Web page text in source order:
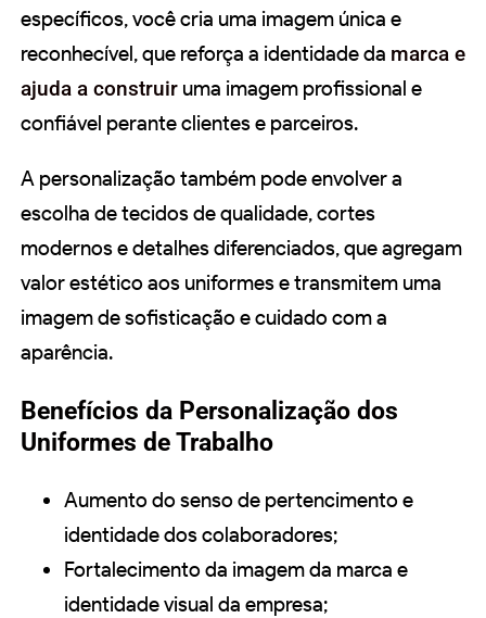
específicos, você cria uma imagem única e
reconhecível, que reforça a identidade da marca e
ajuda a construir uma imagem profissional e
confiável perante clientes e parceiros.
A personalização também pode envolver a
escolha de tecidos de qualidade, cortes
modernos e detalhes diferenciados, que agregam
valor estético aos uniformes e transmitem uma
imagem de sofisticação e cuidado com a
aparência.
Benefícios da Personalização dos
Uniformes de Trabalho
Aumento do senso de pertencimento e
identidade dos colaboradores;
Fortalecimento da imagem da marca e
identidade visual da empresa;